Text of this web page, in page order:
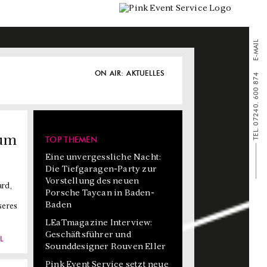
TEL. 07240. 600 874
E-MAIL
ON AIR: AKTUELLES
TOP THEMEN
Eine unvergessliche Nacht:
Die Tiefgaragen-Party zur
Vorstellung des neuen
Porsche Taycan in Baden-
Baden
LEaTmagazine Interview:
Geschäftsführer und
Sounddesigner Rouven Eller
Pink Event Service setzt neue